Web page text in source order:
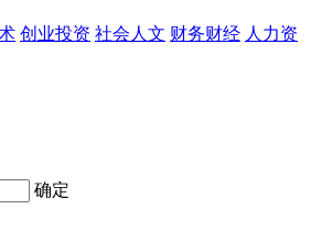
创业投资 社会人文 财务财经 人力资
确定